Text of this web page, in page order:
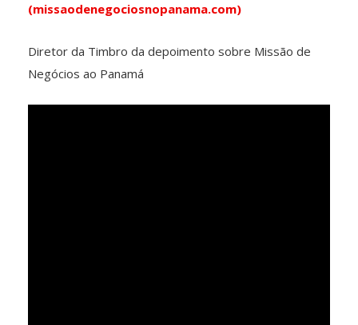
(missaodenegociosnopanama.com)
Diretor da Timbro da depoimento sobre Missão de
Negócios ao Panamá